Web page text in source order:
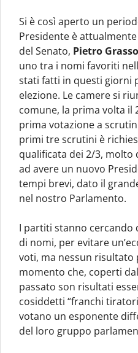
Si è così aperto un
Presidente è
del Senato, Pietro Grasso
uno tra i nomi favoriti
stati fatti in questi giorni
elezione. Le camere si
comune, la prima volta il
prima votazione a
primi tre scrutini è
qualificata dei 2/3,
ad avere un nuovo
tempi brevi, dato il
nel nostro Parlamento.
I partiti stanno cercando
di nomi, per evitare
voti, ma nessun risultato
momento che, coperti
passato son risultati
cosiddetti “franchi
votano un esponente
del loro gruppo